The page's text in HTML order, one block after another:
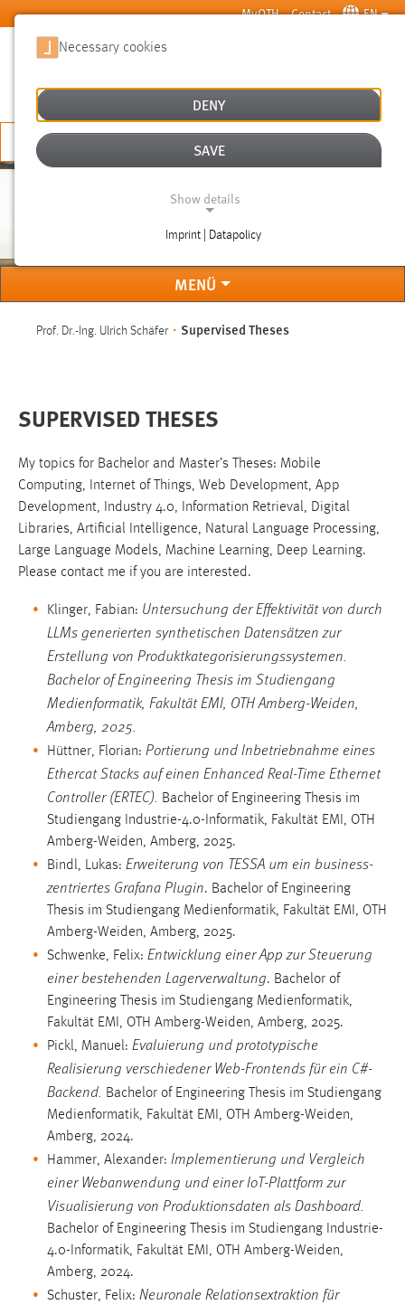
Skip to main content MyOTH Contact EN
APPLY NOW
MENÜ
Prof. Dr.-Ing. Ulrich Schäfer Supervised Theses
SUPERVISED THESES
My topics for Bachelor and Master’s Theses: Mobile
Computing, Internet of Things, Web Development, App
Development, Industry 4.0, Information Retrieval, Digital
Libraries, Artificial Intelligence, Natural Language Processing,
Large Language Models, Machine Learning, Deep Learning.
Please contact me if you are interested.
Klinger, Fabian: Untersuchung der Effektivität von durch
LLMs generierten synthetischen Datensätzen zur
Erstellung von Produktkategorisierungssystemen.
Bachelor of Engineering Thesis im Studiengang
Medienformatik, Fakultät EMI, OTH Amberg-Weiden,
Amberg, 2025.
Hüttner, Florian: Portierung und Inbetriebnahme eines
Ethercat Stacks auf einen Enhanced Real-Time Ethernet
Controller (ERTEC). Bachelor of Engineering Thesis im
Studiengang Industrie-4.0-Informatik, Fakultät EMI, OTH
Amberg-Weiden, Amberg, 2025.
Bindl, Lukas: Erweiterung von TESSA um ein business-
zentriertes Grafana Plugin. Bachelor of Engineering
Thesis im Studiengang Medienformatik, Fakultät EMI, OTH
Amberg-Weiden, Amberg, 2025.
Schwenke, Felix: Entwicklung einer App zur Steuerung
einer bestehenden Lagerverwaltung. Bachelor of
Engineering Thesis im Studiengang Medienformatik,
Fakultät EMI, OTH Amberg-Weiden, Amberg, 2025.
Pickl, Manuel: Evaluierung und prototypische
Realisierung verschiedener Web-Frontends für ein C#-
Backend. Bachelor of Engineering Thesis im Studiengang
Medienformatik, Fakultät EMI, OTH Amberg-Weiden,
Amberg, 2024.
Hammer, Alexander: Implementierung und Vergleich
einer Webanwendung und einer IoT-Plattform zur
Visualisierung von Produktionsdaten als Dashboard.
Bachelor of Engineering Thesis im Studiengang Industrie-
4.0-Informatik, Fakultät EMI, OTH Amberg-Weiden,
Amberg, 2024.
Schuster, Felix: Neuronale Relationsextraktion für
Necessary cookies
DENY
SAVE
Show details
Imprint | Datapolicy